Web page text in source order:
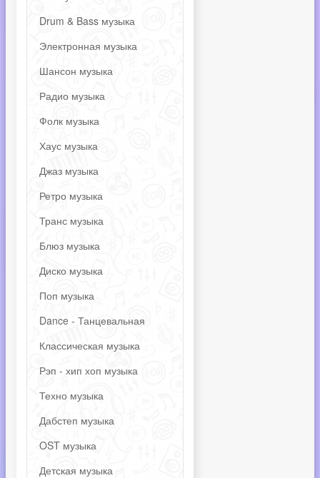
Drum & Bass музыка
Электронная музыка
Шансон музыка
Радио музыка
Фолк музыка
Хаус музыка
Джаз музыка
Ретро музыка
Транс музыка
Блюз музыка
Диско музыка
Поп музыка
Dance - Танцевальная
Классическая музыка
Рэп - хип хоп музыка
Техно музыка
Дабстеп музыка
OST музыка
Детская музыка